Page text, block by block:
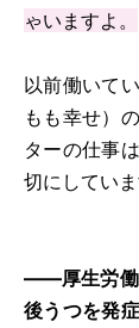
ゃいますよ。
以前働いて
もも幸せ）
ターの仕事
切にしていま
――厚生労働
後うつを発